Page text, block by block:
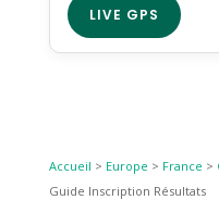
LIVE GPS
Accueil > Europe > France >
Guide Inscription Résultats